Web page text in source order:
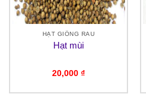
HẠT GIỐNG RAU
Hạt mùi
20,000 ₫